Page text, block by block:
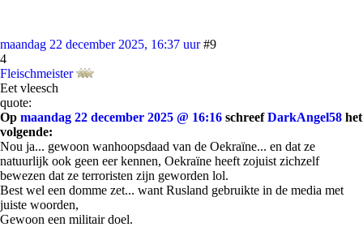
maandag 22 december 2025, 16:37 uur #9
4
Fleischmeister
Eet vleesch
quote:
Op maandag 22 december 2025 @ 16:16 schreefDarkAngel58 het
volgende:
Nou ja... gewoon wanhoopsdaad van de Oekraïne... en dat ze
natuurlijk ook geen eer kennen, Oekraïne heeft zojuist zichzelf
bewezen dat ze terroristen zijn geworden lol.
Best wel een domme zet... want Rusland gebruikte in de media met
juiste woorden,
Gewoon een militair doel.